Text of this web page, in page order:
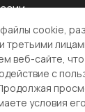
Оферта
cookie,
третьими
веб-сайте,
с
условия